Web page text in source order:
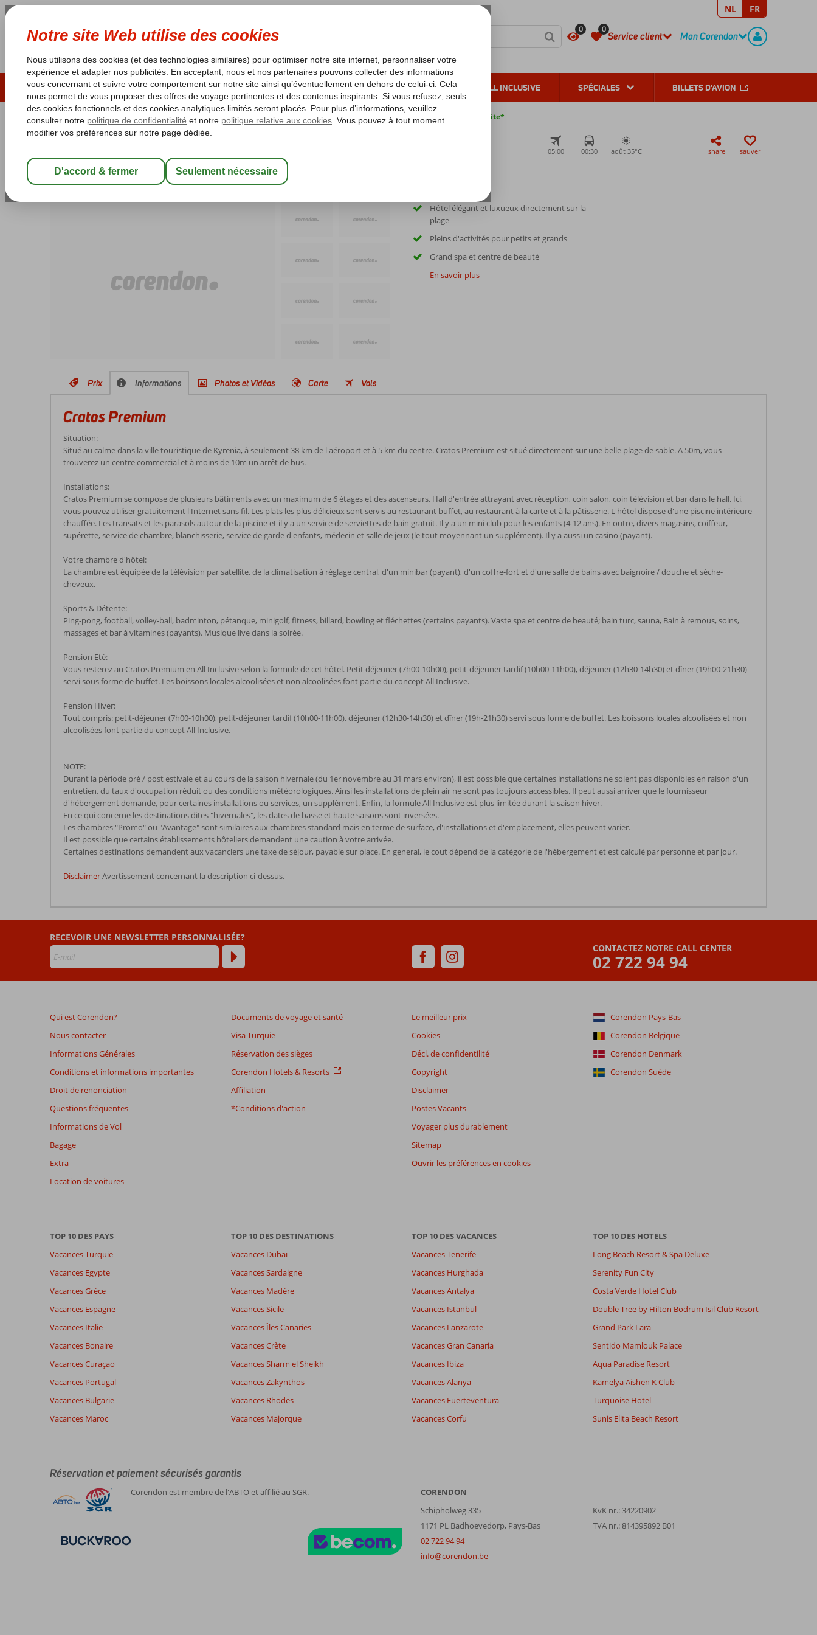
0 0
Service client
CONTACT
Mon Corendon
REGISTERNL FR
ÉTÉ 2026 LAST MINUTES SOLEIL D'HIVER VACANCES AU SOLEIL ALL INCLUSIVE SPÉCIALES BILLETS D'AVION
Les garanties de vacances Garantie du prix le plus bas* Pas de surcharge carburant Annulation gratuite*
Cratos Premium
05:00 00:30 août 35°C share sauver
Hôtel élégant et luxueux directement sur la
plage
Pleins d'activités pour petits et grands
Grand spa et centre de beauté
En savoir plus
Prix Informations Photos et Vidéos Carte Vols
Cratos Premium
Situation:
Situé au calme dans la ville touristique de Kyrenia, à seulement 38 km de l'aéroport et à 5 km du centre. Cratos Premium est situé directement sur une belle plage de sable. A 50m, vous
trouverez un centre commercial et à moins de 10m un arrêt de bus.
Installations:
Cratos Premium se compose de plusieurs bâtiments avec un maximum de 6 étages et des ascenseurs. Hall d'entrée attrayant avec réception, coin salon, coin télévision et bar dans le hall. Ici,
vous pouvez utiliser gratuitement l'Internet sans fil. Les plats les plus délicieux sont servis au restaurant buffet, au restaurant à la carte et à la pâtisserie. L'hôtel dispose d'une piscine intérieure
chauffée. Les transats et les parasols autour de la piscine et il y a un service de serviettes de bain gratuit. Il y a un mini club pour les enfants (4-12 ans). En outre, divers magasins, coiffeur,
supérette, service de chambre, blanchisserie, service de garde d'enfants, médecin et salle de jeux (le tout moyennant un supplément). Il y a aussi un casino (payant).
Votre chambre d'hôtel:
La chambre est équipée de la télévision par satellite, de la climatisation à réglage central, d'un minibar (payant), d'un coffre-fort et d'une salle de bains avec baignoire / douche et sèche-
cheveux.
Sports & Détente:
Ping-pong, football, volley-ball, badminton, pétanque, minigolf, fitness, billard, bowling et fléchettes (certains payants). Vaste spa et centre de beauté; bain turc, sauna, Bain à remous, soins,
massages et bar à vitamines (payants). Musique live dans la soirée.
Pension Eté:
Vous resterez au Cratos Premium en All Inclusive selon la formule de cet hôtel. Petit déjeuner (7h00-10h00), petit-déjeuner tardif (10h00-11h00), déjeuner (12h30-14h30) et dîner (19h00-21h30)
servi sous forme de buffet. Les boissons locales alcoolisées et non alcoolisées font partie du concept All Inclusive.
Pension Hiver:
Tout compris: petit-déjeuner (7h00-10h00), petit-déjeuner tardif (10h00-11h00), déjeuner (12h30-14h30) et dîner (19h-21h30) servi sous forme de buffet. Les boissons locales alcoolisées et non
alcoolisées font partie du concept All Inclusive.
NOTE:
Durant la période pré / post estivale et au cours de la saison hivernale (du 1er novembre au 31 mars environ), il est possible que certaines installations ne soient pas disponibles en raison d'un
entretien, du taux d'occupation réduit ou des conditions météorologiques. Ainsi les installations de plein air ne sont pas toujours accessibles. Il peut aussi arriver que le fournisseur
d'hébergement demande, pour certaines installations ou services, un supplément. Enfin, la formule All Inclusive est plus limitée durant la saison hiver.
En ce qui concerne les destinations dites "hivernales", les dates de basse et haute saisons sont inversées.
Les chambres "Promo" ou "Avantage" sont similaires aux chambres standard mais en terme de surface, d'installations et d'emplacement, elles peuvent varier.
Il est possible que certains établissements hôteliers demandent une caution à votre arrivée.
Certaines destinations demandent aux vacanciers une taxe de séjour, payable sur place. En general, le cout dépend de la catégorie de l'hébergement et est calculé par personne et par jour.
DisclaimerAvertissement concernant la description ci-dessus.
écrits
par
nos
dans
Cratos
Les
avis
de
plus
sont
de
la
pertinence
avis
présentés.
savoir
plus
nos
avis.
CONTACTEZ NOTRE CALL CENTER
02 722 94 94
RECEVOIR UNE NEWSLETTER PERSONNALISÉE?
Qui est Corendon?
Nous contacter
Informations Générales
Conditions et informations importantes
Droit de renonciation
Questions fréquentes
Informations de Vol
Bagage
Extra
Location de voitures
Documents de voyage et santé
Visa Turquie
Réservation des sièges
Corendon Hotels & Resorts
Affiliation
*Conditions d'action
Le meilleur prix
Cookies
Décl. de confidentilité
Copyright
Disclaimer
Postes Vacants
Voyager plus durablement
Sitemap
Ouvrir les préférences en cookies
Corendon Pays-Bas
Corendon Belgique
Corendon Denmark
Corendon Suède
TOP 10 DES PAYS
Vacances Turquie
Vacances Egypte
Vacances Grèce
Vacances Espagne
Vacances Italie
Vacances Bonaire
Vacances Curaçao
Vacances Portugal
Vacances Bulgarie
Vacances Maroc
TOP 10 DES DESTINATIONS
Vacances Dubaï
Vacances Sardaigne
Vacances Madère
Vacances Sicile
Vacances Îles Canaries
Vacances Crète
Vacances Sharm el Sheikh
Vacances Zakynthos
Vacances Rhodes
Vacances Majorque
TOP 10 DES VACANCES
Vacances Tenerife
Vacances Hurghada
Vacances Antalya
Vacances Istanbul
Vacances Lanzarote
Vacances Gran Canaria
Vacances Ibiza
Vacances Alanya
Vacances Fuerteventura
Vacances Corfu
TOP 10 DES HOTELS
Long Beach Resort & Spa Deluxe
Serenity Fun City
Costa Verde Hotel Club
Double Tree by Hilton Bodrum Isil Club Resort
Grand Park Lara
Sentido Mamlouk Palace
Aqua Paradise Resort
Kamelya Aishen K Club
Turquoise Hotel
Sunis Elita Beach Resort
Réservation et paiement sécurisés garantis
Corendon est membre de l'ABTO et affilié au SGR.
CORENDON
Schipholweg 335
1171 PL Badhoevedorp, Pays-Bas
02 722 94 94
info@corendon.be
KvK nr.: 34220902
TVA nr.: 814395892 B01